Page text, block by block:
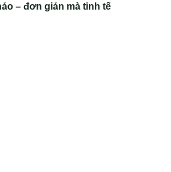
– đơn giản mà tinh tế